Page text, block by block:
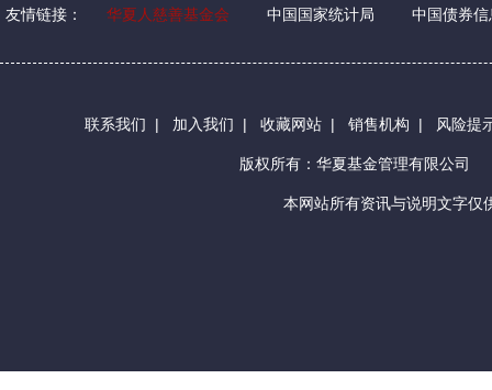
友情链接： 华夏人慈善基金会 中国国家统计局 中国债券信
联系我们 | 加入我们 | 收藏网站 | 销售机构 | 风险提
版权所有：华夏基金管理有限公司
本网站所有资讯与说明文字仅